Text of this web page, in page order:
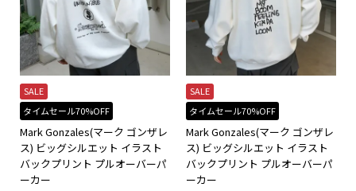
SALE
タイムセール70%OFF
Mark Gonzales(マーク ゴンザレ
ス) ビッグシルエット イラスト
バックプリント プルオーバーパ
ーカー
SALE
タイムセール70%OFF
Mark Gonzales(マーク ゴンザレ
ス) ビッグシルエット イラスト
バックプリント プルオーバーパ
ーカー